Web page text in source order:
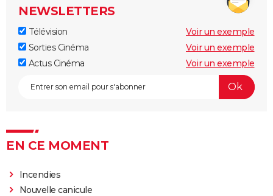
NEWSLETTERS
Télévision
Voir un exemple
Sorties Cinéma
Voir un exemple
Actus Cinéma
Voir un exemple
EN CE MOMENT
Incendies
Nouvelle canicule